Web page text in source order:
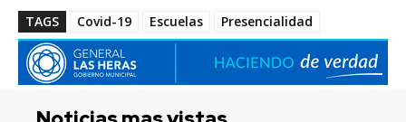
TAGS Covid-19 Escuelas Presencialidad